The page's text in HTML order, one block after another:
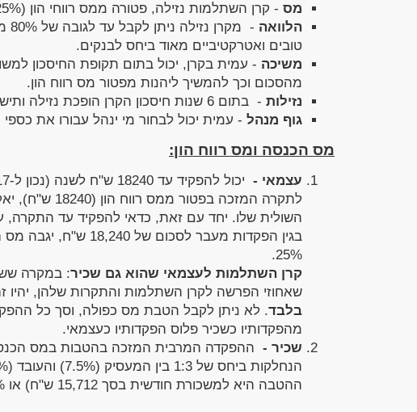
מס - קרן השתלמות נזילה, פטורה ממס רווחי הון (25% מס) עד לתקרת הפקדה מוטבת* .
הלוואה
טובים ואטרקטיביים מאוד ביחס לבנקים.
משיכה - עמית בקרן, יכול בתום תקופת החיסכון
מהסכום וכך להמשיך ליהנות מפטור מס רווח הון.
נזילות - בתום 6 שנות חיסכון הקרן הופכת נזילה ותישאר כך ללא הגבלת זמן.
גוף מנהל - עמית יכול לבחור מי ינהל עבורו את
מס הכנסה ומס רווח הון:
עצמאי -
לתקרה המזכה
השולית שלו. יחד עם זאת, כדאי להפקיד עד
בגין הפקדות מעבר
25%.
קרן השתלמות לעצמאי שהוא גם שכיר: במקרה
שאחוזי הפרשה לקרן השתלמות והתקרות שלהן,
בלבד. לא ניתן לקבל הטבת מס כפולה, וסך כל
מהפקדותיו כשכיר פלוס הפקדותיו כעצמאי.
שכיר -
ההטבה היא למשכורת חודשית בסך 15,712 ש"ח) או 10% מהשכר , לפי הנמוך מביניהם.